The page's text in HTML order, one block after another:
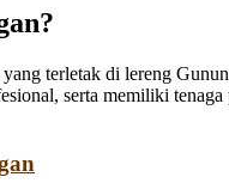
terletak di lereng
serta memiliki